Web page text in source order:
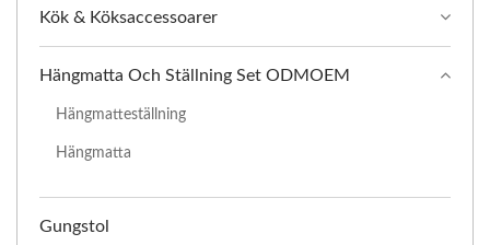
Kök & Köksaccessoarer
Hängmatta Och Ställning Set ODMOEM
Hängmatteställning
Hängmatta
Gungstol